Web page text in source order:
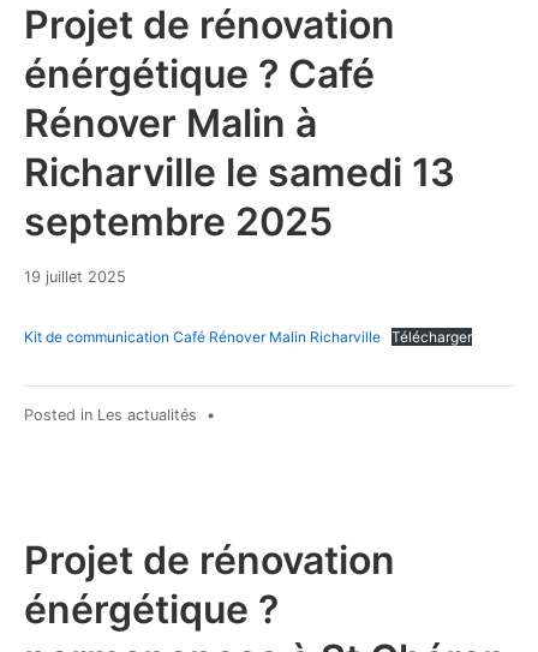
Projet de rénovation
énérgétique ? Café
Rénover Malin à
Richarville le samedi 13
septembre 2025
19 juillet 2025
Kit de communication Café Rénover Malin Richarville Télécharger
Posted in Les actualités •
Projet de rénovation
énérgétique ?